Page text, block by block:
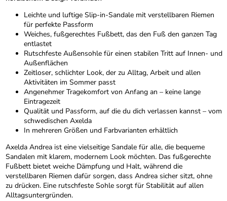
Leichte und luftige Slip-in-Sandale mit verstellbaren Riemen
für perfekte Passform
Weiches, fußgerechtes Fußbett, das den Fuß den ganzen Tag
entlastet
Rutschfeste Außensohle für einen stabilen Tritt auf Innen- und
Außenflächen
Zeitloser, schlichter Look, der zu Alltag, Arbeit und allen
Aktivitäten im Sommer passt
Angenehmer Tragekomfort von Anfang an – keine lange
Eintragezeit
Qualität und Passform, auf die du dich verlassen kannst – vom
schwedischen Axelda
In mehreren Größen und Farbvarianten erhältlich
Axelda Andrea ist eine vielseitige Sandale für alle, die bequeme
Sandalen mit klarem, modernem Look möchten. Das fußgerechte
Fußbett bietet weiche Dämpfung und Halt, während die
verstellbaren Riemen dafür sorgen, dass Andrea sicher sitzt, ohne
zu drücken. Eine rutschfeste Sohle sorgt für Stabilität auf allen
Alltagsuntergründen.